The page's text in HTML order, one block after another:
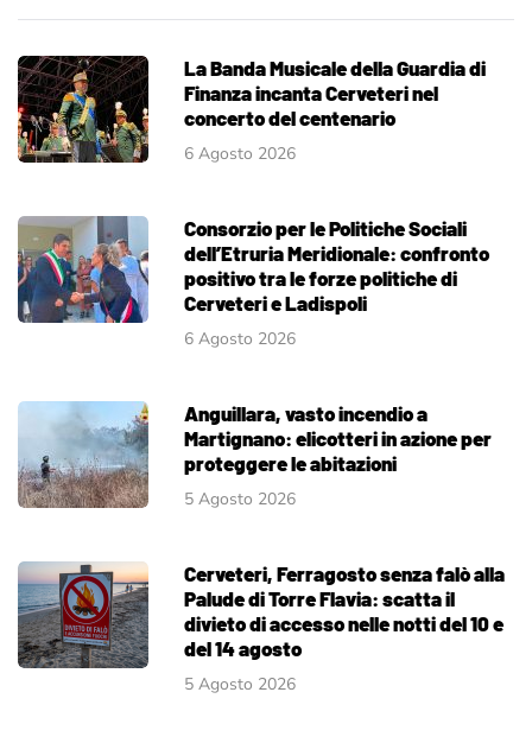
La Banda Musicale della Guardia di
Finanza incanta Cerveteri nel
concerto del centenario
6 Agosto 2026
Consorzio per le Politiche Sociali
dell’Etruria Meridionale: confronto
positivo tra le forze politiche di
Cerveteri e Ladispoli
6 Agosto 2026
Anguillara, vasto incendio a
Martignano: elicotteri in azione per
proteggere le abitazioni
5 Agosto 2026
Cerveteri, Ferragosto senza falò alla
Palude di Torre Flavia: scatta il
divieto di accesso nelle notti del 10 e
del 14 agosto
5 Agosto 2026